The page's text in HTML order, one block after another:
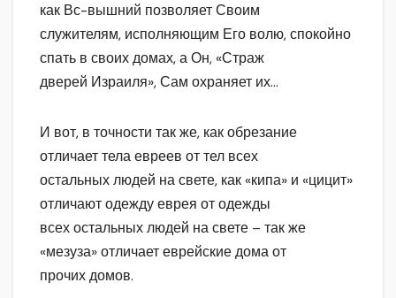
как Вс-вышний позволяет Своим
служителям, исполняющим Его волю, спокойно
спать в своих домах, а Он, «Страж
дверей Израиля», Сам охраняет их…
И вот, в точности так же, как обрезание
отличает тела евреев от тел всех
остальных людей на свете, как «кипа» и «цицит»
отличают одежду еврея от одежды
всех остальных людей на свете – так же
«мезуза» отличает еврейские дома от
прочих домов.